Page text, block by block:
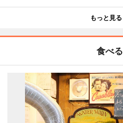
もっと見る
食べる